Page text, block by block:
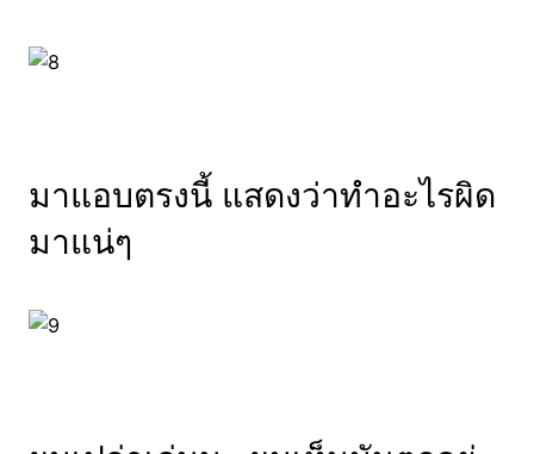
มาแอบตรงนี้ แสดงว่าทำอะไรผิด
มาแน่ๆ